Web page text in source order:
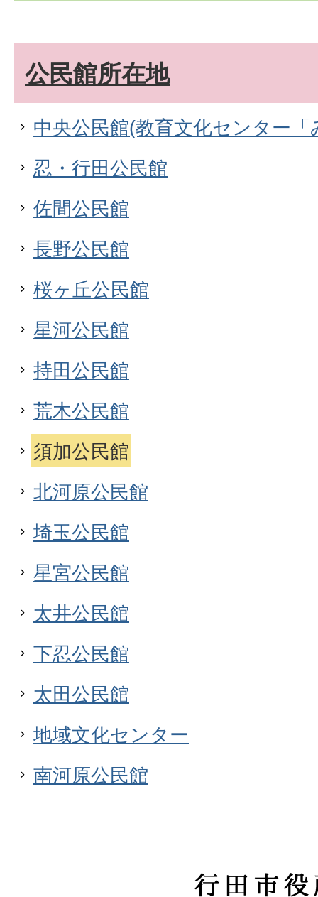
公民館所在地
中央公民館(教育文化センター「
忍・行田公民館
佐間公民館
長野公民館
桜ヶ丘公民館
星河公民館
持田公民館
荒木公民館
須加公民館
北河原公民館
埼玉公民館
星宮公民館
太井公民館
下忍公民館
太田公民館
地域文化センター
南河原公民館
行